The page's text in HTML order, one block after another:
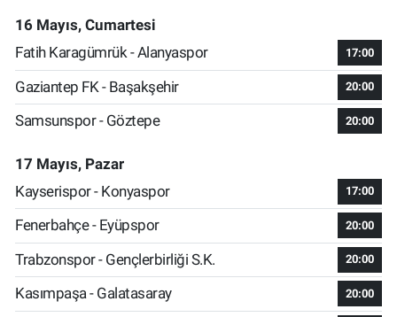
16 Mayıs, Cumartesi
Fatih Karagümrük - Alanyaspor
17:00
Gaziantep FK - Başakşehir 20:00
Samsunspor - Göztepe 20:00
17 Mayıs, Pazar
Kayserispor - Konyaspor
17:00
Fenerbahçe - Eyüpspor 20:00
Trabzonspor - Gençlerbirliği S.K. 20:00
Kasımpaşa - Galatasaray 20:00